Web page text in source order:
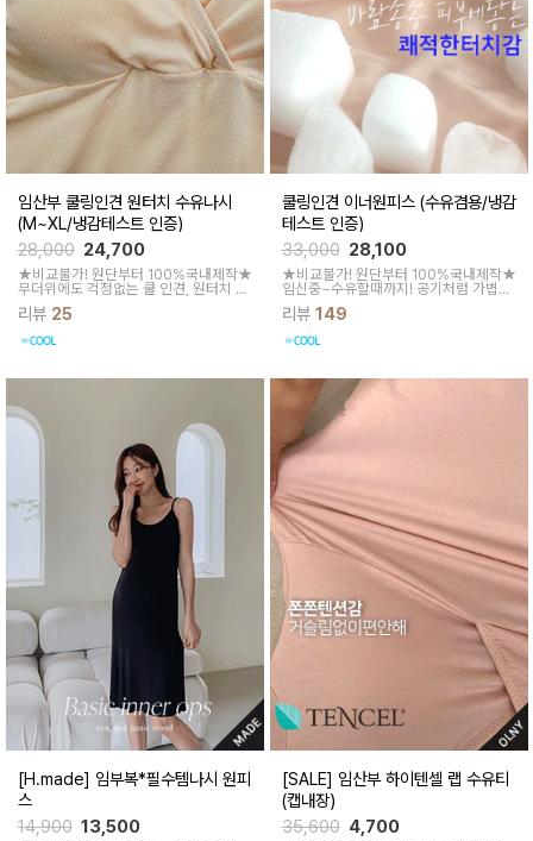
임산부 쿨링인견 원터치 수유나시
(M~XL/냉감테스트 인증)
28,000 24,700
★비교불가! 원단부터 100%국내제작★
무더위에도 걱정없는 쿨 인견, 원터치 개
폐로 빠르고 간편한 수유, 시원한 인견 소
재로 한여름까지 쿨하게~ 원터치 오픈형
으로 빠르고 간편한 수유
리뷰 25
쿨링인견 이너원피스 (수유겸용/냉감
테스트 인증)
33,000 28,100
★비교불가! 원단부터 100%국내제작★
임신중~수유할때까지! 공기처럼 가볍고
얼음처럼 차가운올여름 필수아이템 인견
슬립!캡이내장되어 있어 편안하게 즐겨
요^^
리뷰 149
[H.made] 임부복*필수템나시 원피
스
14,900 13,500
[SALE] 임산부 하이텐셀 랩 수유티
(캡내장)
35,600 4,700